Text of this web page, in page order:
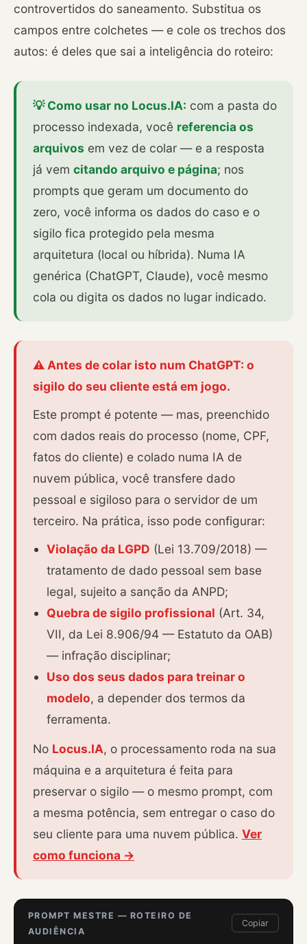
controvertidos do saneamento. Substitua os
campos entre colchetes — e cole os trechos dos
autos: é deles que sai a inteligência do roteiro:
💡 Como usar no Locus.IA: com a pasta do
processo indexada, você referencia os
arquivos em vez de colar — e a resposta
já vem citando arquivo e página; nos
prompts que geram um documento do
zero, você informa os dados do caso e o
sigilo fica protegido pela mesma
arquitetura (local ou híbrida). Numa IA
genérica (ChatGPT, Claude), você mesmo
cola ou digita os dados no lugar indicado.
⚠️ Antes de colar isto num ChatGPT: o
sigilo do seu cliente está em jogo.
Este prompt é potente — mas, preenchido
com dados reais do processo (nome, CPF,
fatos do cliente) e colado numa IA de
nuvem pública, você transfere dado
pessoal e sigiloso para o servidor de um
terceiro. Na prática, isso pode configurar:
Violação da LGPD (Lei 13.709/2018) —
tratamento de dado pessoal sem base
legal, sujeito a sanção da ANPD;
Quebra de sigilo profissional (Art. 34,
VII, da Lei 8.906/94 — Estatuto da OAB)
— infração disciplinar;
Uso dos seus dados para treinar o
modelo, a depender dos termos da
ferramenta.
No Locus.IA, o processamento roda na sua
máquina e a arquitetura é feita para
preservar o sigilo — o mesmo prompt, com
a mesma potência, sem entregar o caso do
seu cliente para uma nuvem pública. Ver
como funciona →
PROMPT MESTRE — ROTEIRO DE
AUDIÊNCIA
Copiar